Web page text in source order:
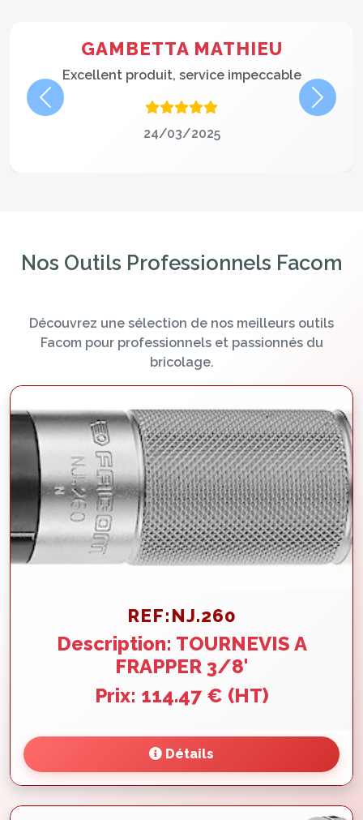
GAMBETTA MATHIEU
Excellent produit, service impeccable
24/03/2025
Précédent
Nos Outils Professionnels Facom
Découvrez une sélection de nos meilleurs outils
Facom pour professionnels et passionnés du
bricolage.
REF:NJ.260
Description: TOURNEVIS A
FRAPPER 3/8'
Prix: 114.47 € (HT)
Détails